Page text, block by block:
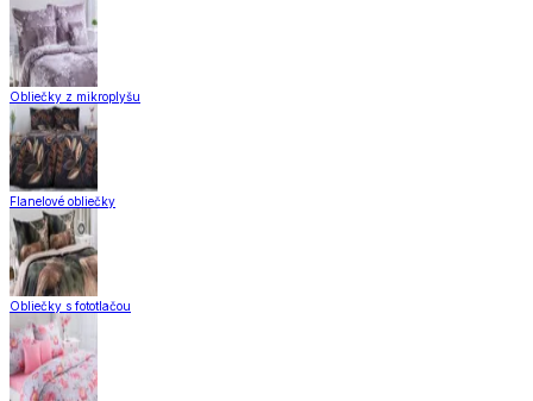
Obliečky z mikroplyšu
Flanelové obliečky
Obliečky s fototlačou